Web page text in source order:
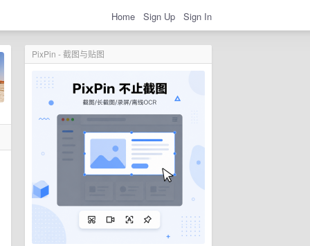
Home Sign Up Sign In
PixPin - 截图与贴图